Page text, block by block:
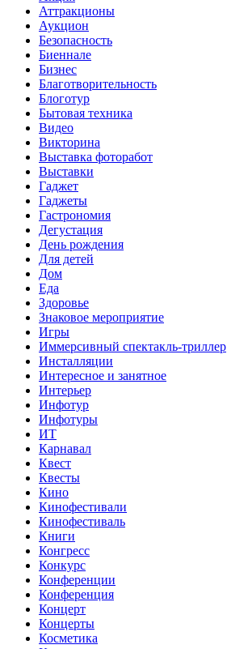
Аттракционы
Аукцион
Безопасность
Биеннале
Бизнес
Благотворительность
Блоготур
Бытовая техника
Видео
Викторина
Выставка фоторабот
Выставки
Гаджет
Гаджеты
Гастрономия
Дегустация
День рождения
Для детей
Дом
Еда
Здоровье
Знаковое мероприятие
Игры
Иммерсивный спектакль-триллер
Инсталляции
Интересное и занятное
Интерьер
Инфотур
Инфотуры
ИТ
Карнавал
Квест
Квесты
Кино
Кинофестивали
Кинофестиваль
Книги
Конгресс
Конкурс
Конференции
Конференция
Концерт
Концерты
Косметика